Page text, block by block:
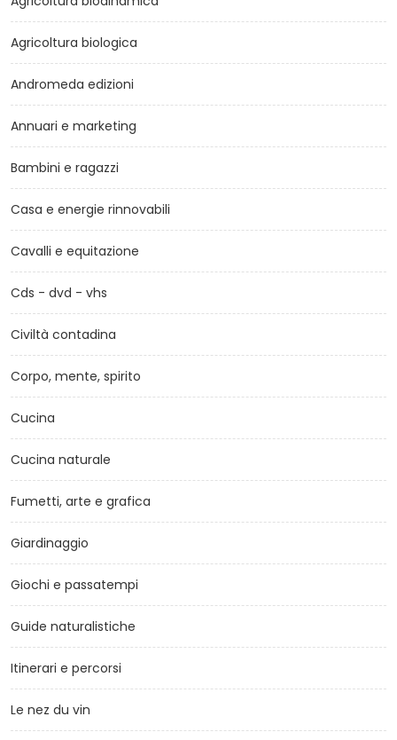
Agricoltura biologica
Andromeda edizioni
Annuari e marketing
Bambini e ragazzi
Casa e energie rinnovabili
Cavalli e equitazione
Cds - dvd - vhs
Civiltà contadina
Corpo, mente, spirito
Cucina
Cucina naturale
Fumetti, arte e grafica
Giardinaggio
Giochi e passatempi
Guide naturalistiche
Itinerari e percorsi
Le nez du vin